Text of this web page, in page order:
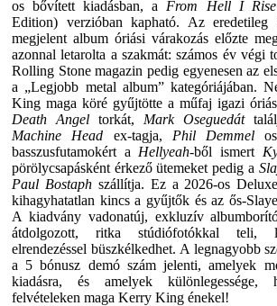
os bővített kiadásban, a From Hell I Rise
Edition) verzióban kapható. Az eredetileg
megjelent album óriási várakozás előzte
azonnal letarolta a szakmát: számos év végi
Rolling Stone magazin pedig egyenesen az
a „Legjobb metal album” kategóriájában.
King maga köré gyűjtötte a műfaj igazi
Death Angel torkát, Mark Oseguedát
Machine Head ex-tagja, Phil Demmel
basszusfutamokért a Hellyeah-ből ismert
pörölycsapásként érkező ütemeket pedig a
Paul Bostaphszállítja. Ez a 2026-os
kihagyhatatlan kincs a gyűjtők és az ős-
A kiadvány vadonatúj, exkluzív
átdolgozott, ritka stúdiófotókkal teli,
elrendezéssel büszkélkedhet. A legnagyobb
a 5 bónusz demó szám jelenti, amelyek
kiadásra, és amelyek
felvételeken maga Kerry King énekel!